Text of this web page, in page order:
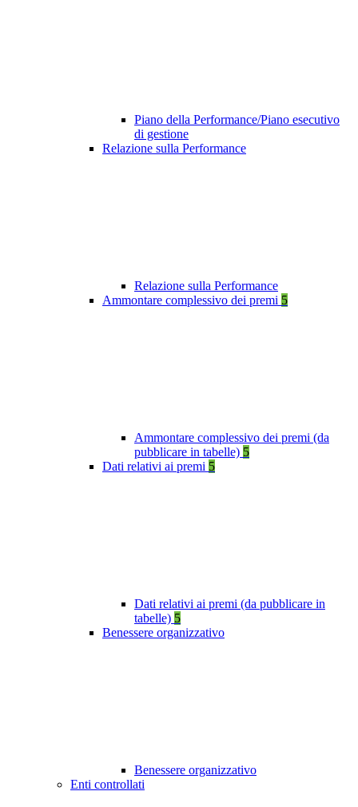
Piano della Performance/Piano esecutivo
di gestione
Relazione sulla Performance
Relazione sulla Performance
Ammontare complessivo dei premi 5
Ammontare complessivo dei premi (da
pubblicare in tabelle) 5
Dati relativi ai premi 5
Dati relativi ai premi (da pubblicare in
tabelle) 5
Benessere organizzativo
Benessere organizzativo
Enti controllati